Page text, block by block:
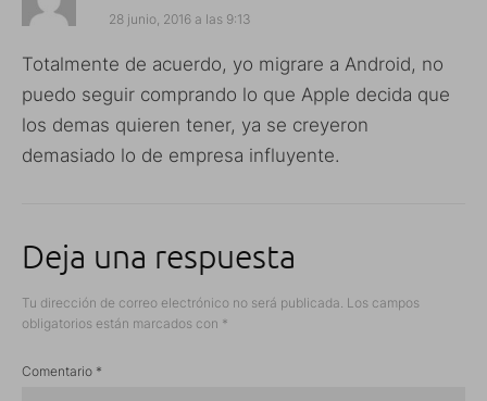
28 junio, 2016 a las 9:13
Totalmente de acuerdo, yo migrare a Android, no
puedo seguir comprando lo que Apple decida que
los demas quieren tener, ya se creyeron
demasiado lo de empresa influyente.
Deja una respuesta
Tu dirección de correo electrónico no será publicada. Los campos
obligatorios están marcados con *
Comentario *